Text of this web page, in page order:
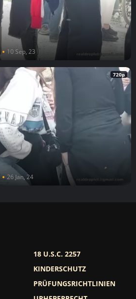
10 Sep, 23
720p
26 Jan, 24
18 U.S.C. 2257
KINDERSCHUTZ
PRÜFUNGSRICHTLINIEN